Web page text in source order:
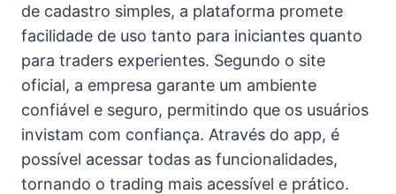
de cadastro simples, a plataforma promete
facilidade de uso tanto para iniciantes quanto
para traders experientes. Segundo o site
oficial, a empresa garante um ambiente
confiável e seguro, permitindo que os usuários
invistam com confiança. Através do app, é
possível acessar todas as funcionalidades,
tornando o trading mais acessível e prático.